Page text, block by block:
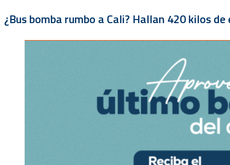
¿Bus bomba rumbo a Cali? Hallan 420 kilos